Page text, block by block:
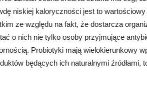
niskiej kaloryczności jest to
ze względu na fakt, że dostarcza
o nich nie tylko osoby przyjmujące
Probiotyki mają wielokierunkowy
będących ich naturalnymi źródłami,